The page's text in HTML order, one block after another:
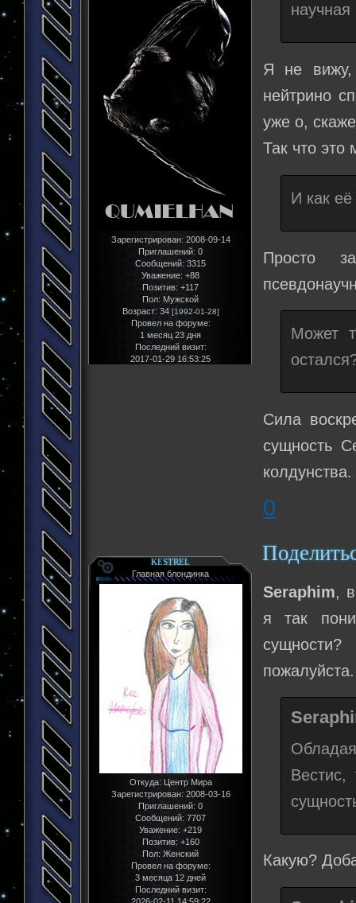
Зарегистрирован: 2008-09-14
Приглашений: 0
Сообщений: 3315
Уважение: +88
Позитив: +117
Пол: Мужской
Возраст: 34 [1992-01-28]
Провел на форуме:
1 месяц 23 дня
Последний визит:
2017-01-29 16:53:25
научная
Я не вижу,
нейтрино
уже о,
Так что это
И как
Просто
Может
Сила
сущность
колдунства.
0
KESTREL
Главная блондинка
Откуда: Центр Мира
Зарегистрирован: 2008-03-16
Приглашений: 0
Сообщений: 7707
Уважение: +219
Позитив: +160
Пол:Женский
Провел на форуме:
3 месяца 12 дней
Последний визит:
2026-02-11 14:59:22
Seraphim,
я так
пожалуйста.
Какую?